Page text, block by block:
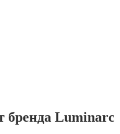
бренда Luminarc